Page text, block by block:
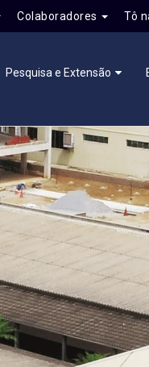
Colaboradores Tô
Pesquisa e Extensão